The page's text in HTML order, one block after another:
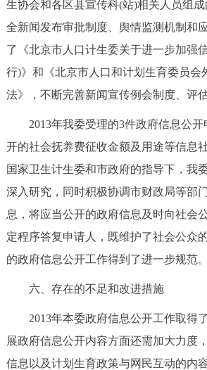
生协会和各区县宣传科(站)相关人员组
全新闻发布审批制度、舆情监测机制和
了《北京市人口计生委关于进一步加强
行)》和《北京市人口和计划生育委员会
法》，不断完善新闻宣传例会制度、评
2013年我委受理的3件政府信息公开
开的社会抚养费征收金额及用途等信息
国家卫生计生委和市政府的指导下，我
深入研究，同时积极协调市财政局等部
息，将应当公开的政府信息及时向社会
定程序答复申请人，既维护了社会公众
的政府信息公开工作得到了进一步规范。
六、存在的不足和改进措施
2013年本委政府信息公开工作取得
展政府信息公开内容方面还需加大力度
信息以及计划生育政策与网民互动的内